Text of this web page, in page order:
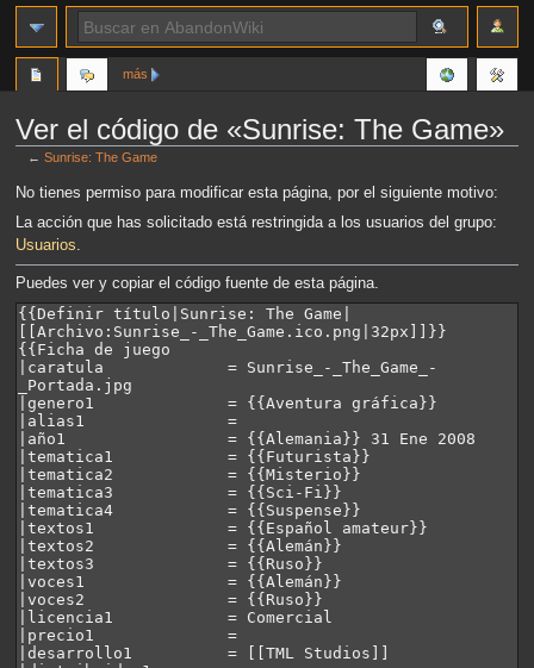
Ver el código de «Sunrise: The Game»
←Sunrise: The Game
Ir
a
la
Ir
a
la
No tienes permiso para modificar esta página, por el siguiente motivo:
La acción que has solicitado está restringida a los usuarios del grupo:
Usuarios.
Puedes ver y copiar el código fuente de esta página.
más